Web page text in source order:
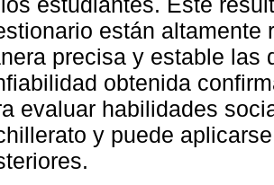
están altamente
precisa y estable las
obtenida
evaluar habilidades
y puede